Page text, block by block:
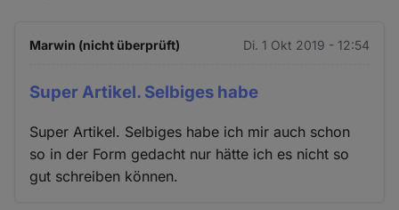
Marwin (nicht überprüft) Di. 1 Okt 2019 - 12:54
Super Artikel. Selbiges habe
Super Artikel. Selbiges habe ich mir auch schon
so in der Form gedacht nur hätte ich es nicht so
gut schreiben können.